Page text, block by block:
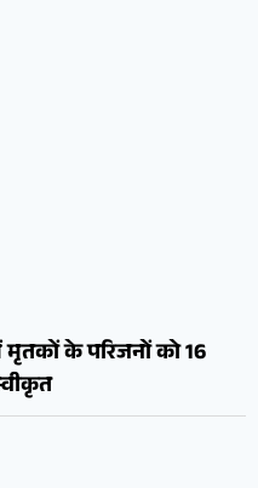
के परिजनों को 16